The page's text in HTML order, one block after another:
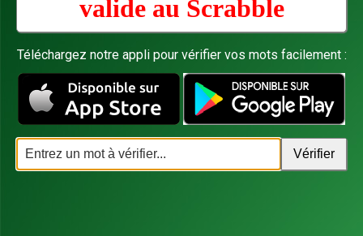
valide au Scrabble
Téléchargez notre appli pour vérifier vos mots facilement :